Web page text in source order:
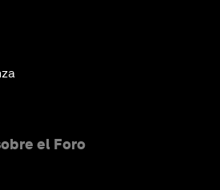
el Foro